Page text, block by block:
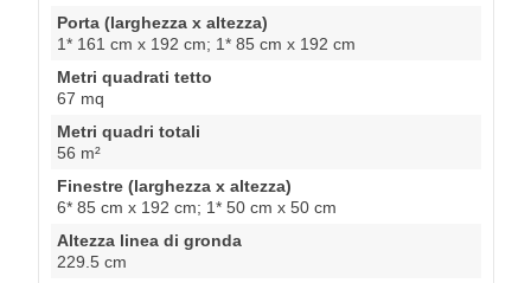
Porta (larghezza x altezza)
1* 161 cm x 192 cm; 1* 85 cm x 192 cm
Metri quadrati tetto
67 mq
Metri quadri totali
56 m²
Finestre (larghezza x altezza)
6* 85 cm x 192 cm; 1* 50 cm x 50 cm
Altezza linea di gronda
229.5 cm